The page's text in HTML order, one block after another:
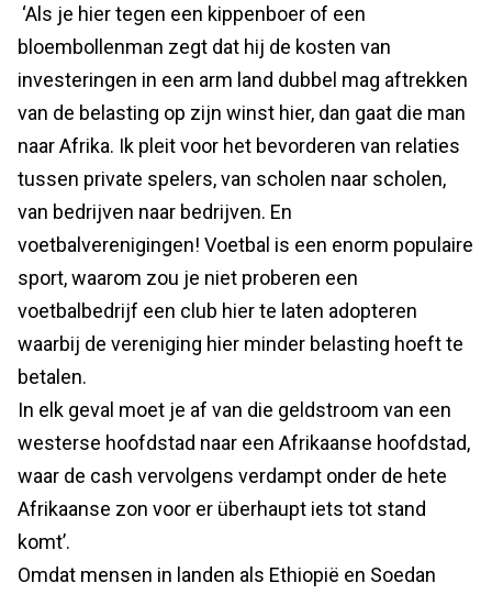
‘Als je hier tegen een kippenboer of een
bloembollenman zegt dat hij de kosten van
investeringen in een arm land dubbel mag aftrekken
van de belasting op zijn winst hier, dan gaat die man
naar Afrika. Ik pleit voor het bevorderen van relaties
tussen private spelers, van scholen naar scholen,
van bedrijven naar bedrijven. En
voetbalverenigingen! Voetbal is een enorm populaire
sport, waarom zou je niet proberen een
voetbalbedrijf een club hier te laten adopteren
waarbij de vereniging hier minder belasting hoeft te
betalen.
In elk geval moet je af van die geldstroom van een
westerse hoofdstad naar een Afrikaanse hoofdstad,
waar de cash vervolgens verdampt onder de hete
Afrikaanse zon voor er überhaupt iets tot stand
komt’.
Omdat mensen in landen als Ethiopië en Soedan